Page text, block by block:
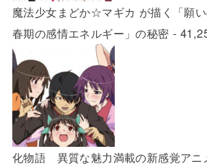
魔法少女まどか☆マギカ が描く「願
春期の感情エネルギー」の秘密 -
化物語 異質な魅力満載の新感覚アニ